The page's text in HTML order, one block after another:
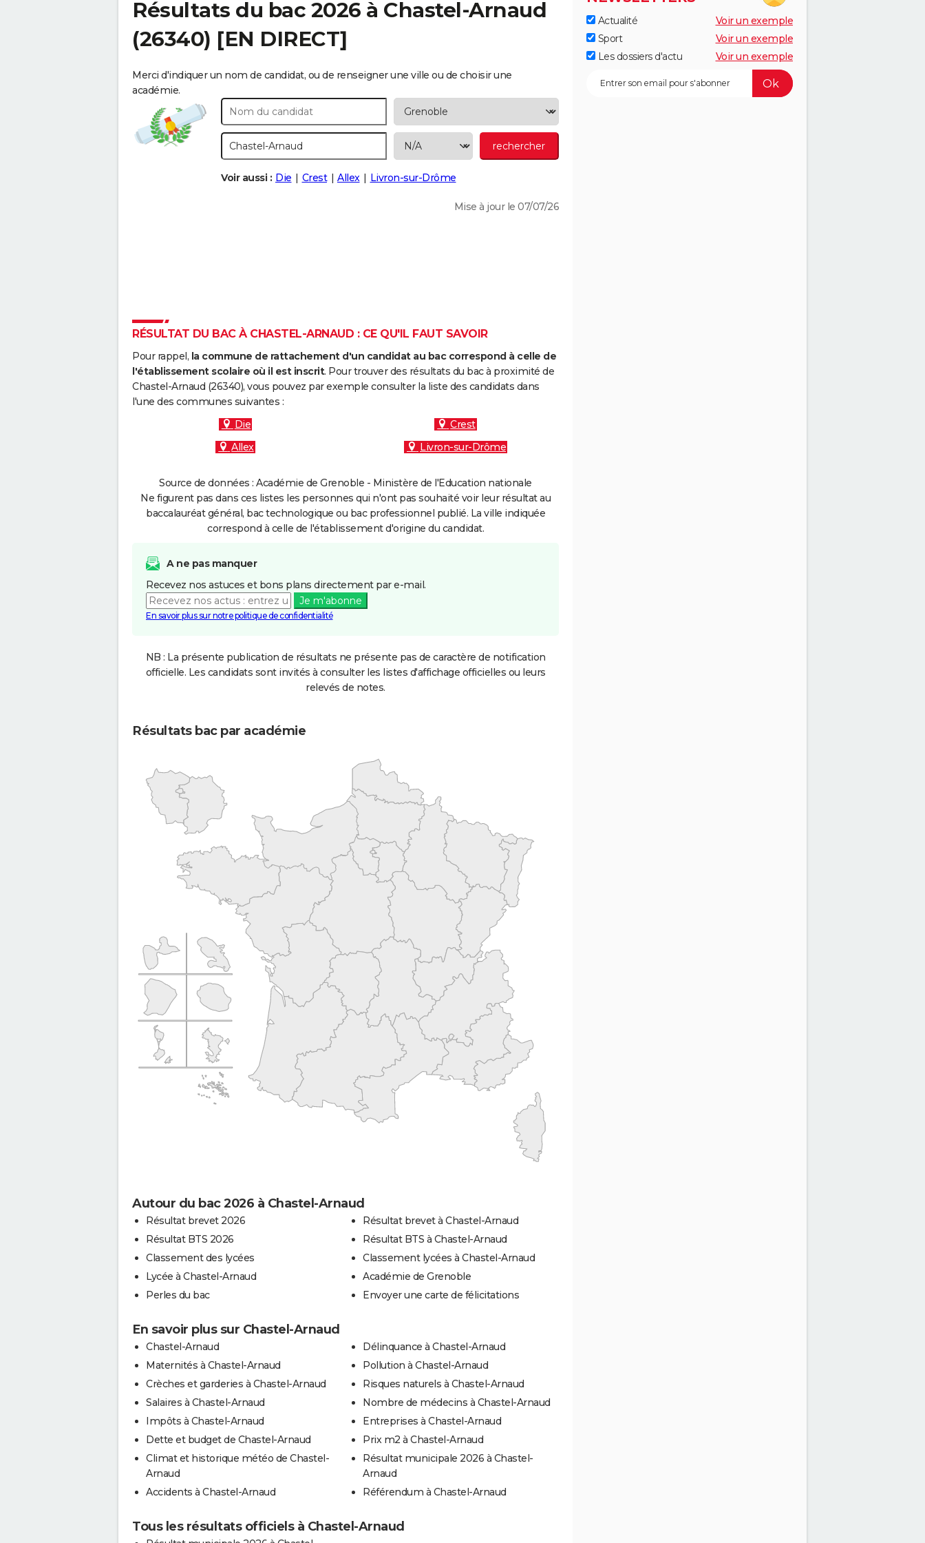
Résultats du bac 2026 à Chastel-Arnaud
(26340) [EN DIRECT]
Merci d'indiquer un nom de candidat, ou de renseigner une ville ou de choisir une
académie.
Voir aussi : Die Crest Allex Livron-sur-Drôme
Mise à jour le 07/07/26
RÉSULTAT DU BAC À CHASTEL-ARNAUD : CE QU'IL FAUT SAVOIR
Pour rappel, la commune de rattachement d'un candidat au bac correspond à celle de
l'établissement scolaire où il est inscrit. Pour trouver des résultats du bac à proximité de
Chastel-Arnaud (26340), vous pouvez par exemple consulter la liste des candidats dans
l'une des communes suivantes :
Die
Crest
Allex
Livron-sur-Drôme
Source de données : Académie de Grenoble - Ministère de l'Education nationale
Ne figurent pas dans ces listes les personnes qui n'ont pas souhaité voir leur résultat au
baccalauréat général, bac technologique ou bac professionnel publié. La ville indiquée
correspond à celle de l'établissement d'origine du candidat.
A ne pas manquer
Recevez nos astuces et bons plans directement par e-mail.
Je m'abonne
En savoir plus sur notre politique de confidentialité
NB : La présente publication de résultats ne présente pas de caractère de notification
officielle. Les candidats sont invités à consulter les listes d'affichage officielles ou leurs
relevés de notes.
Résultats bac par académie
Autour du bac 2026 à Chastel-Arnaud
Résultat brevet 2026
Résultat BTS 2026
Classement des lycées
Lycée à Chastel-Arnaud
Perles du bac
Résultat brevet à Chastel-Arnaud
Résultat BTS à Chastel-Arnaud
Classement lycées à Chastel-Arnaud
Académie de Grenoble
Envoyer une carte de félicitations
En savoir plus sur Chastel-Arnaud
Chastel-Arnaud
Maternités à Chastel-Arnaud
Crèches et garderies à Chastel-Arnaud
Salaires à Chastel-Arnaud
Impôts à Chastel-Arnaud
Dette et budget de Chastel-Arnaud
Climat et historique météo de Chastel-
Arnaud
Accidents à Chastel-Arnaud
Délinquance à Chastel-Arnaud
Pollution à Chastel-Arnaud
Risques naturels à Chastel-Arnaud
Nombre de médecins à Chastel-Arnaud
Entreprises à Chastel-Arnaud
Prix m2 à Chastel-Arnaud
Résultat municipale 2026 à Chastel-
Arnaud
Référendum à Chastel-Arnaud
Tous les résultats officiels à Chastel-Arnaud
Actualité
Voir un exemple
Sport
Voir un exemple
Les dossiers d'actu
Voir un exemple